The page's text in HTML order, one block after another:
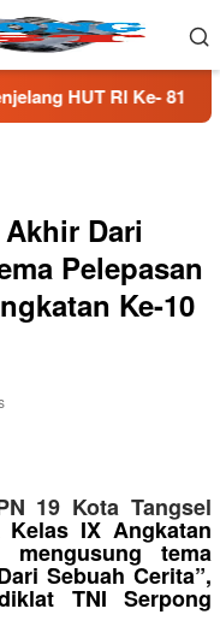
Selatan
Dari
Pelepasan
Ke-10
19 Kota Tangsel
IX Angkatan
mengusung tema
Sebuah Cerita”,
TNI Serpong